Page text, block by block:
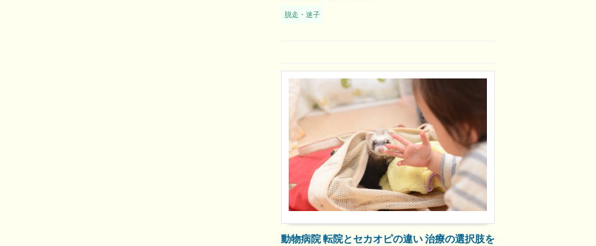
脱走・迷子
動物病院 転院とセカオピの違い 治療の選択肢を